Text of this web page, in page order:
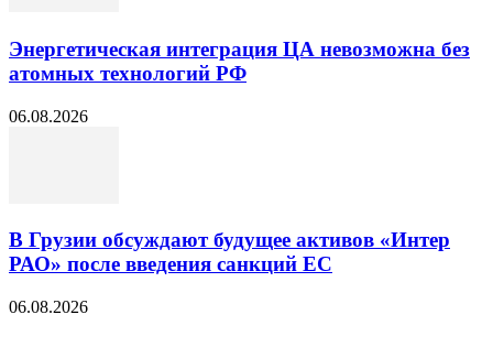
Энергетическая интеграция ЦА невозможна без
атомных технологий РФ
06.08.2026
В Грузии обсуждают будущее активов «Интер
РАО» после введения санкций ЕС
06.08.2026